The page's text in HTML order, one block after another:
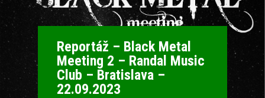
Reportáž – Black Metal
Meeting 2 – Randal Music
Club – Bratislava –
22.09.2023